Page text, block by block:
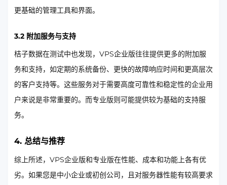
更基础的管理工具和界面。
3.2 附加服务与支持
桔子数据在测试中也发现，VPS企业版往往提供更多的附加服
务和支持，如定期的系统备份、更快的故障响应时间和更高层次
的客户支持等。这些服务对于需要高度可靠性和稳定性的企业用
户来说是非常重要的。而专业版则可能提供较为基础的支持服
务。
4. 总结与推荐
综上所述，VPS企业版和专业版在性能、成本和功能上各有优
劣。如果您是中小企业或初创公司，且对服务器性能有较高要求